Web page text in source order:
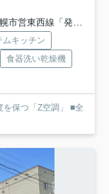
営東西線「発寒南」駅 徒歩27分
ムキッチン
食器洗い乾燥機
保つ「Z空調」 ■全